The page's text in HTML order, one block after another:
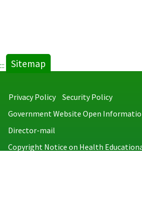
::: Sitemap
Privacy Policy
Security Policy
Government Website Open
Director-mail
Copyright Notice on Health